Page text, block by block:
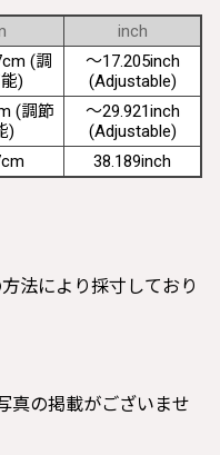
inch
(調
)
〜17.205inch
(Adjustable)
(調節
)
〜29.921inch
(Adjustable)
38.189inch
法により採寸しており
真の掲載がございませ